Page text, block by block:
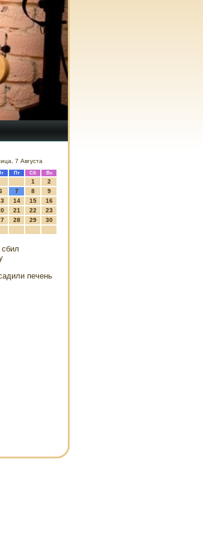
7 Августа
Пт Сб Вс
1
2
7 8
9
14 15
16
21 22
23
28 29
30
сбил
печень